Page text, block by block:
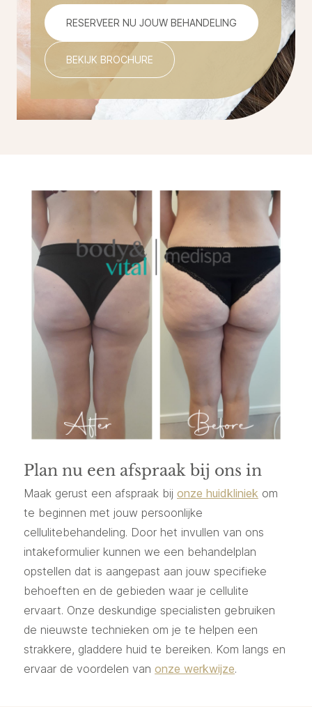
RESERVEER NU JOUW BEHANDELING
BEKIJK BROCHURE
Plan nu een afspraak bij ons in
Maak gerust een afspraak bij onze huidkliniek om
te beginnen met jouw persoonlijke
cellulitebehandeling. Door het invullen van ons
intakeformulier kunnen we een behandelplan
opstellen dat is aangepast aan jouw specifieke
behoeften en de gebieden waar je cellulite
ervaart. Onze deskundige specialisten gebruiken
de nieuwste technieken om je te helpen een
strakkere, gladdere huid te bereiken. Kom langs en
ervaar de voordelen van onze werkwijze.